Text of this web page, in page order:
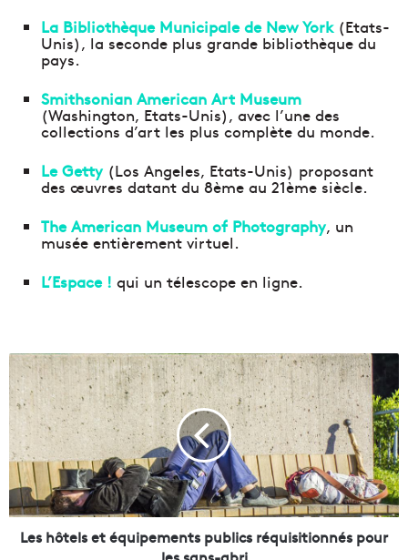
La Bibliothèque Municipale de New York(Etats-
Unis), la seconde plus grande bibliothèque du
pays.
Smithsonian American Art Museum
(Washington, Etats-Unis), avec l’une des
collections d’art les plus complète du monde.
Le Getty (Los Angeles, Etats-Unis) proposant
des œuvres datant du 8ème au 21ème siècle.
The American Museum of Photography, un
musée entièrement virtuel.
L’Espace ! qui un télescope en ligne.
L
e
s
t
l
s
Les hôtels et équipements publics réquisitionnés pour